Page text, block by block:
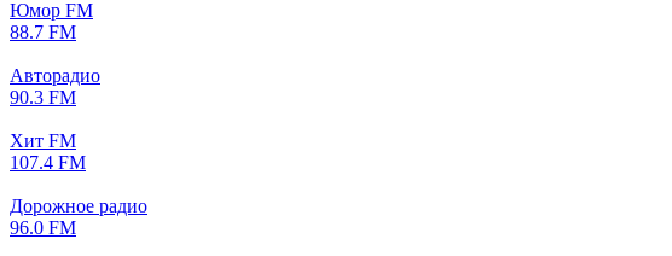
Юмор FM
88.7 FM
Авторадио
90.3 FM
Хит FM
107.4 FM
Дорожное радио
96.0 FM